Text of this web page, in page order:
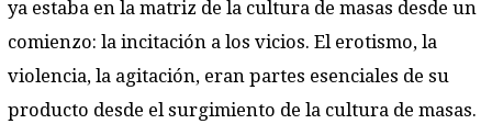
ya estaba en la matriz de la cultura de masas desde un
comienzo: la incitación a los vicios. El erotismo, la
violencia, la agitación, eran partes esenciales de su
producto desde el surgimiento de la cultura de masas.